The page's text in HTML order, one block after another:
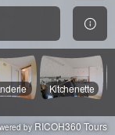
Kitchenette
by RICOH360 Tours